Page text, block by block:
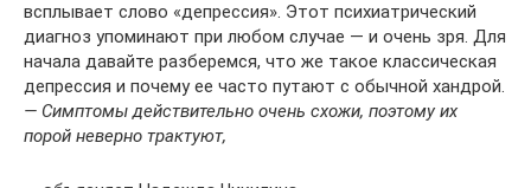
всплывает слово «депрессия». Этот психиатрический
диагноз упоминают при любом случае — и очень зря. Для
начала давайте разберемся, что же такое классическая
депрессия и почему ее часто путают с обычной хандрой.
— Симптомы действительно очень схожи, поэтому их
порой неверно трактуют,